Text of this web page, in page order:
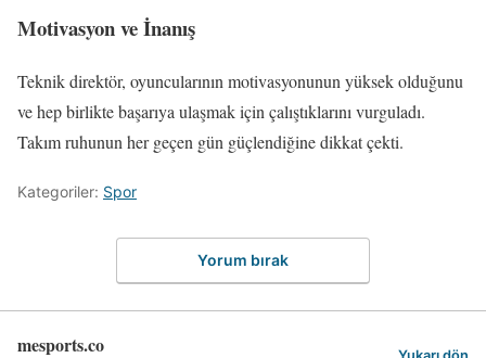
Motivasyon ve İnanış
Teknik direktör, oyuncularının motivasyonunun yüksek olduğunu
ve hep birlikte başarıya ulaşmak için çalıştıklarını vurguladı.
Takım ruhunun her geçen gün güçlendiğine dikkat çekti.
Kategoriler: Spor
Yorum bırak
mesports.co